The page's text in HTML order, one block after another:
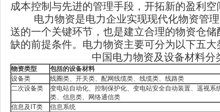
成本控制与先进的管理手段，开拓新的盈利
电力物资是电力企业实现现代化物资管理
送的一个关键环节，也是建立合理的物资仓
缺的前提条件。电力物资主要可分为以下五大
中国电力物资及设备材料分
物资类型
包括的设备材料
设备类
线圈类、开关类、配网线缆类、线缆类、线路类
二次设备类
变电站自动化、控制保护化、变电站安全自动装置、遥视系
类、信息类、网络通信类
信息及IT类
信息系统